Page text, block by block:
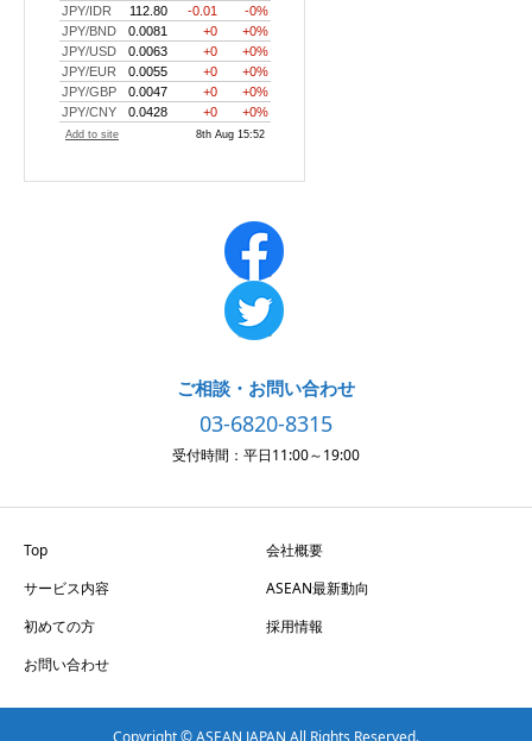
ご相談・お問い合わせ
03-6820-8315
受付時間：平日11:00～19:00
Top
会社概要
サービス内容
ASEAN最新動向
初めての方
採用情報
お問い合わせ
Copyright © ASEAN JAPAN All Rights Reserved.